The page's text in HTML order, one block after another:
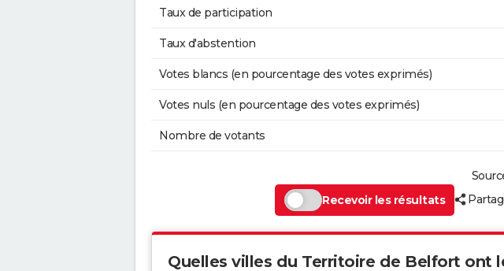
Taux de participation
Taux d'abstention
Votes blancs (en pourcentage des votes exprimés)
Votes nuls (en pourcentage des votes exprimés)
Nombre de votants
Recevoir les résultats
Quelles villes du Territoire de Belfort ont